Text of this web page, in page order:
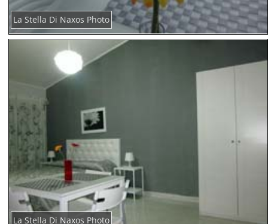
La Stella Di Naxos Photo
La Stella Di Naxos Photo